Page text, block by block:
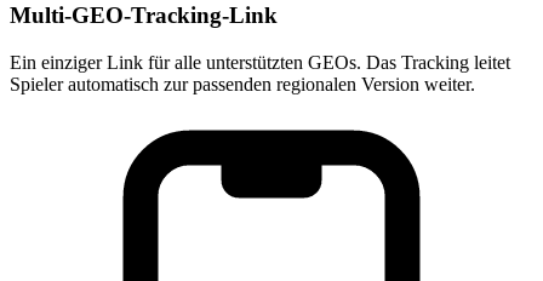
Multi-GEO-Tracking-Link
Ein einziger Link für alle unterstützten GEOs. Das Tracking leitet
Spieler automatisch zur passenden regionalen Version weiter.